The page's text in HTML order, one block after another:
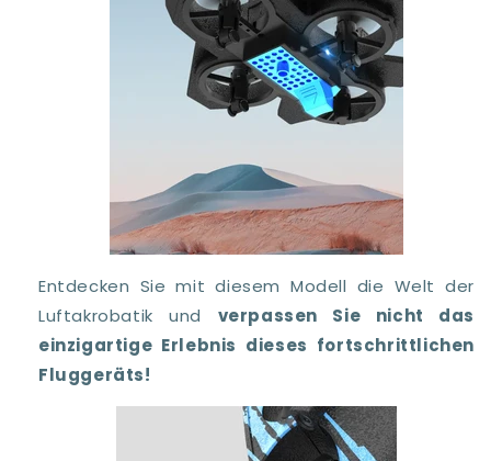
Entdecken Sie mit diesem Modell die Welt der
Luftakrobatik und verpassen Sie nicht das
einzigartige Erlebnis dieses fortschrittlichen
Fluggeräts!